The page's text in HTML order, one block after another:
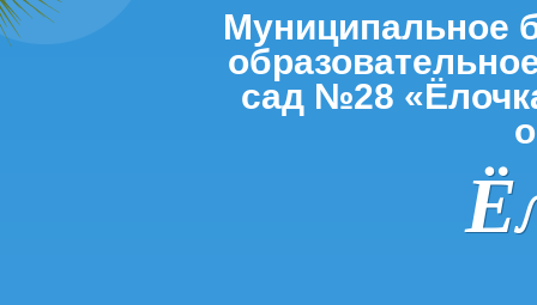
Муниципальное
сад №28